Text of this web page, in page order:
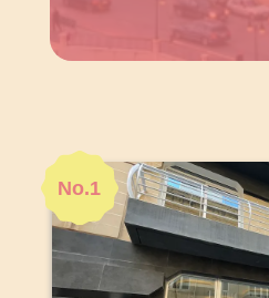
No.1